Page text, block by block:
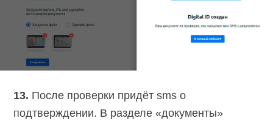
13. После проверки придёт sms о
подтверждении. В разделе «документы»